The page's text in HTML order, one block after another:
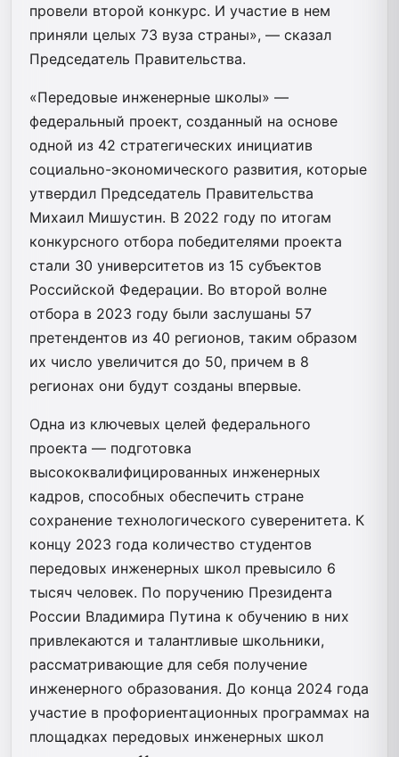
провели второй конкурс. И участие в нем
приняли целых 73 вуза страны», — сказал
Председатель Правительства.
«Передовые инженерные школы» —
федеральный проект, созданный на основе
одной из 42 стратегических инициатив
социально-экономического развития, которые
утвердил Председатель Правительства
Михаил Мишустин. В 2022 году по итогам
конкурсного отбора победителями проекта
стали 30 университетов из 15 субъектов
Российской Федерации. Во второй волне
отбора в 2023 году были заслушаны 57
претендентов из 40 регионов, таким образом
их число увеличится до 50, причем в 8
регионах они будут созданы впервые.
Одна из ключевых целей федерального
проекта — подготовка
высококвалифицированных инженерных
кадров, способных обеспечить стране
сохранение технологического суверенитета. К
концу 2023 года количество студентов
передовых инженерных школ превысило 6
тысяч человек. По поручению Президента
России Владимира Путина к обучению в них
привлекаются и талантливые школьники,
рассматривающие для себя получение
инженерного образования. До конца 2024 года
участие в профориентационных программах на
площадках передовых инженерных школ